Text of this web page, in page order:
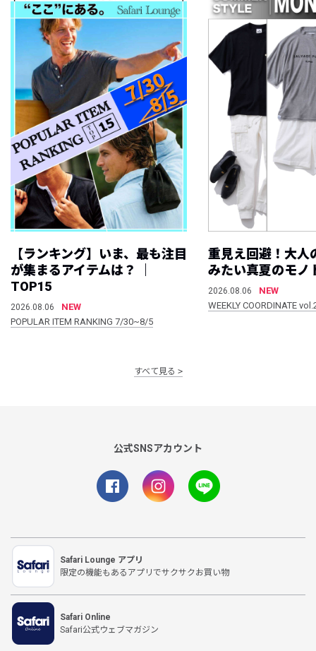
【ランキング】いま、最も注目
が集まるアイテムは？ ｜
TOP15
2026.08.06
NEW
POPULAR ITEM RANKING 7/30~8/5
重見え回避！大人
みたい真夏のモノ
2026.08.06
NEW
WEEKLY COORDINATE
すべて見る
公式SNSアカウント
Safari Lounge アプリ
限定の機能もあるアプリでサクサクお買い物
Safari Online
Safari公式ウェブマガジン